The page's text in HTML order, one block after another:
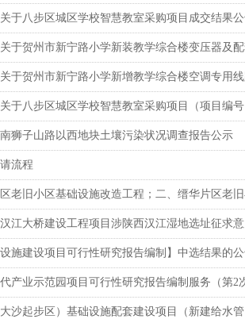
于八步区城区学校智慧教室采购项目成交结果
于贺州市新宁路小学新装教学综合楼变压器及
于贺州市新宁路小学新增教学综合楼空调专用
于八步区城区学校智慧教室采购项目（项目编
狮子山路以西地块土壤污染状况调查报告公示
流程
江大桥建设工程项目涉陕西汉江湿地选址征求
施建设项目可行性研究报告编制】中选结果的
产业示范园项目可行性研究报告编制服务（第2
沙起步区）基础设施配套建设项目（新建给水